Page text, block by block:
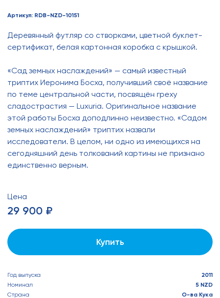
Артикул: RDB-NZD-10151
Деревянный футляр со створками, цветной буклет-
сертификат, белая картонная коробка с крышкой.
«Сад земных наслаждений» — самый известный
триптих Иеронима Босха, получивший своё название
по теме центральной части, посвящён греху
сладострастия — Luxuria. Оригинальное название
этой работы Босха доподлинно неизвестно. «Садом
земных наслаждений» триптих назвали
исследователи. В целом, ни одно из имеющихся на
сегодняшний день толкований картины не признано
единственно верным.
Цена
29 900 ₽
Купить
Год выпуска
2011
Номинал
5 NZD
Страна
О-ва Кука